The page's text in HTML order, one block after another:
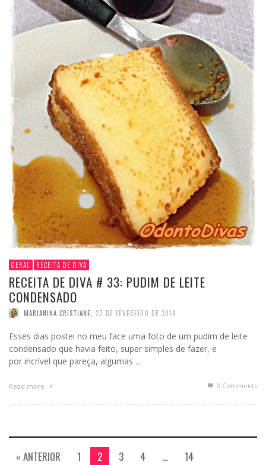
GERAL RECEITA DE DIVA
RECEITA DE DIVA # 33: PUDIM DE LEITE
CONDENSADO
MARIANINA CRISTIANE 27 DE FEVEREIRO DE 2014
Esses dias postei no meu face uma foto de um pudim de leite
condensado que havia feito, super simples de fazer, e
por incrível que pareça, algumas …
Read more 0 Comments
« ANTERIOR 1 2 3 4 …
14